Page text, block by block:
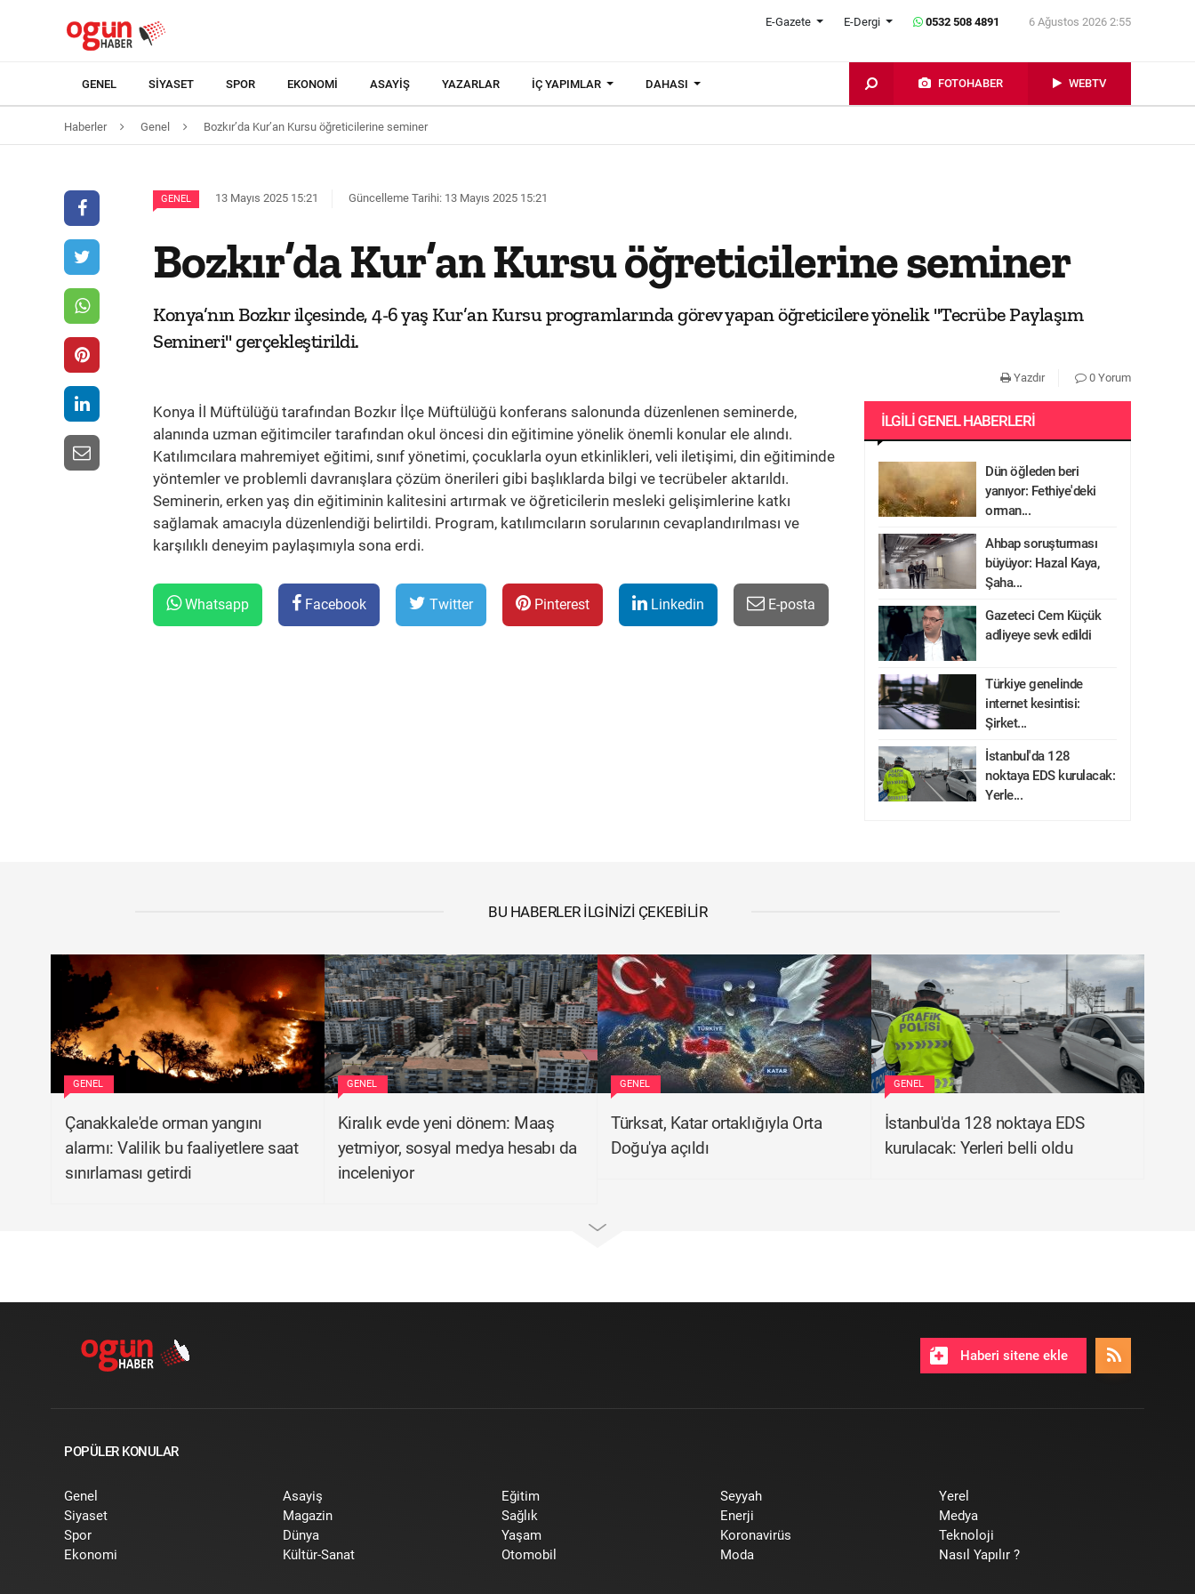
E-Gazete E-Dergi 0532 508 4891 6 Ağustos 2026 2:55
GENEL SIYASET SPOR EKONOMI ASAYIŞ YAZARLAR İÇ YAPIMLAR DAHASI FOTOHABER WEBTV
Haberler Genel Bozkır’da Kur’an Kursu öğreticilerine seminer
GENEL 13 Mayıs 2025 15:21 Güncelleme Tarihi: 13 Mayıs 2025 15:21
Bozkır’da Kur’an Kursu öğreticilerine seminer
Konya’nın Bozkır ilçesinde, 4-6 yaş Kur’an Kursu programlarında görev yapan öğreticilere yönelik "Tecrübe Paylaşım
Semineri" gerçekleştirildi.
Yazdır 0 Yorum
Konya İl Müftülüğü tarafından Bozkır İlçe Müftülüğü konferans salonunda düzenlenen seminerde,
alanında uzman eğitimciler tarafından okul öncesi din eğitimine yönelik önemli konular ele alındı.
Katılımcılara mahremiyet eğitimi, sınıf yönetimi, çocuklarla oyun etkinlikleri, veli iletişimi, din eğitiminde
yöntemler ve problemli davranışlara çözüm önerileri gibi başlıklarda bilgi ve tecrübeler aktarıldı.
Seminerin, erken yaş din eğitiminin kalitesini artırmak ve öğreticilerin mesleki gelişimlerine katkı
sağlamak amacıyla düzenlendiği belirtildi. Program, katılımcıların sorularının cevaplandırılması ve
karşılıklı deneyim paylaşımıyla sona erdi.
Whatsapp Facebook Twitter Pinterest Linkedin E-posta
İLGILI GENEL HABERLERI
Dün öğleden beri
yanıyor: Fethiye'deki
orman...
Ahbap soruşturması
büyüyor: Hazal Kaya,
Şaha...
Gazeteci Cem Küçük
adliyeye sevk edildi
Türkiye genelinde
internet kesintisi:
Şirket...
İstanbul'da 128
noktaya EDS kurulacak:
Yerle...
BU HABERLER İLGINIZI ÇEKEBILIR
GENEL
Çanakkale'de orman yangını
alarmı: Valilik bu faaliyetlere saat
sınırlaması getirdi
GENEL
Kiralık evde yeni dönem: Maaş
yetmiyor, sosyal medya hesabı da
inceleniyor
GENEL
Türksat, Katar ortaklığıyla Orta
Doğu'ya açıldı
GENEL
İstanbul'da 128 noktaya EDS
kurulacak: Yerleri belli oldu
Haberi sitene ekle
POPÜLER KONULAR
Genel
Siyaset
Spor
Ekonomi
Asayiş
Magazin
Dünya
Kültür-Sanat
Eğitim
Sağlık
Yaşam
Otomobil
Seyyah
Enerji
Koronavirüs
Moda
Yerel
Medya
Teknoloji
Nasıl Yapılır ?